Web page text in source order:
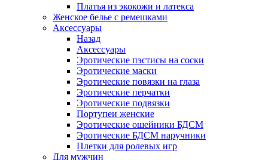
Платья из экокожи и латекса
Женское белье с ремешками
Аксессуары
Назад
Аксессуары
Эротические пэстисы на соски
Эротические маски
Эротические повязки на глаза
Эротические перчатки
Эротические подвязки
Портупеи женские
Эротические ошейники БДСМ
Эротические БДСМ наручники
Плетки для ролевых игр
Для мужчин